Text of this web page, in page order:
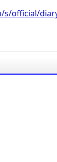
official/